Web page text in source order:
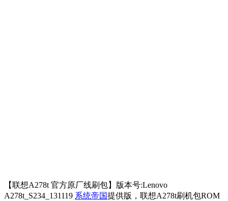
【联想A278t 官方原厂线刷包】版本号:Lenovo
A278t_S234_131119 系统帝国提供版，联想A278t刷机包ROM